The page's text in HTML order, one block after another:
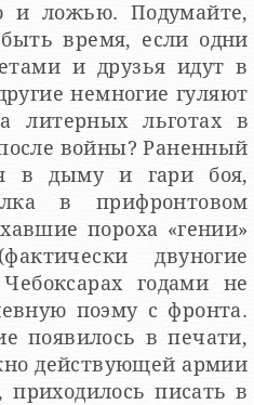
и ложью. Подумайте,
время, если одни
и друзья идут в
гуляют
льготах в
войны? Раненный
в дыму и гари боя,
пороха «гении»
двуногие
годами не
поэму с фронта.
появилось в печати,
действующей армии
приходилось писать в